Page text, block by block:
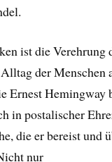
ist die Verehrung
der Menschen
Ernest Hemingway
in postalischer
die er bereist und
nur